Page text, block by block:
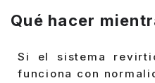
Qué hacer
Si el sistema
funciona con